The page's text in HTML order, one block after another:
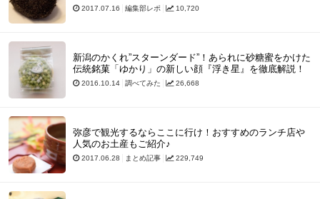
2017.07.16 編集部レポ 10,720
新潟のかくれ”スターンダード”！あられに砂糖蜜をかけた
伝統銘菓「ゆかり」の新しい顔『浮き星』を徹底解説！
2016.10.14 調べてみた 26,668
弥彦で観光するならここに行け！おすすめのランチ店や
人気のお土産もご紹介♪
2017.06.28 まとめ記事 229,749